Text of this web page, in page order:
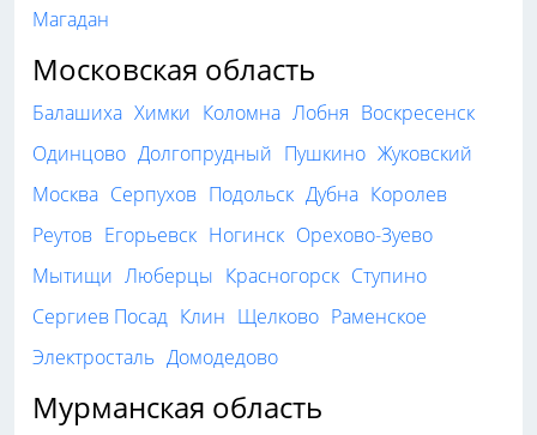
Магадан
Московская область
Балашиха Химки Коломна Лобня Воскресенск
Одинцово Долгопрудный Пушкино Жуковский
Москва Серпухов Подольск Дубна Королев
Реутов Егорьевск Ногинск Орехово-Зуево
Мытищи Люберцы Красногорск Ступино
Сергиев Посад Клин Щелково Раменское
Электросталь Домодедово
Мурманская область